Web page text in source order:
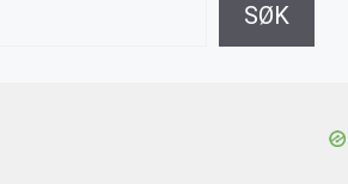
SØK